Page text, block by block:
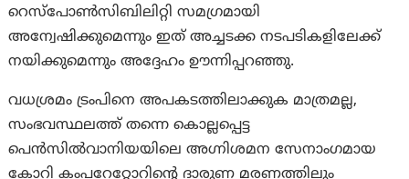
റെസ്‌പോൺസിബിലിറ്റി സമഗ്രമായി
അന്വേഷിക്കുമെന്നും ഇത് അച്ചടക്ക നടപടികളിലേക്ക്
നയിക്കുമെന്നും അദ്ദേഹം ഊന്നിപ്പറഞ്ഞു.
വധശ്രമം ട്രംപിനെ അപകടത്തിലാക്കുക മാത്രമല്ല,
സംഭവസ്ഥലത്ത് തന്നെ കൊല്ലപ്പെട്ട
പെൻസിൽവാനിയയിലെ അഗ്നിശമന സേനാംഗമായ
കോറി കംപറേറ്റോറിൻ്റെ ദാരുണ മരണത്തിലും